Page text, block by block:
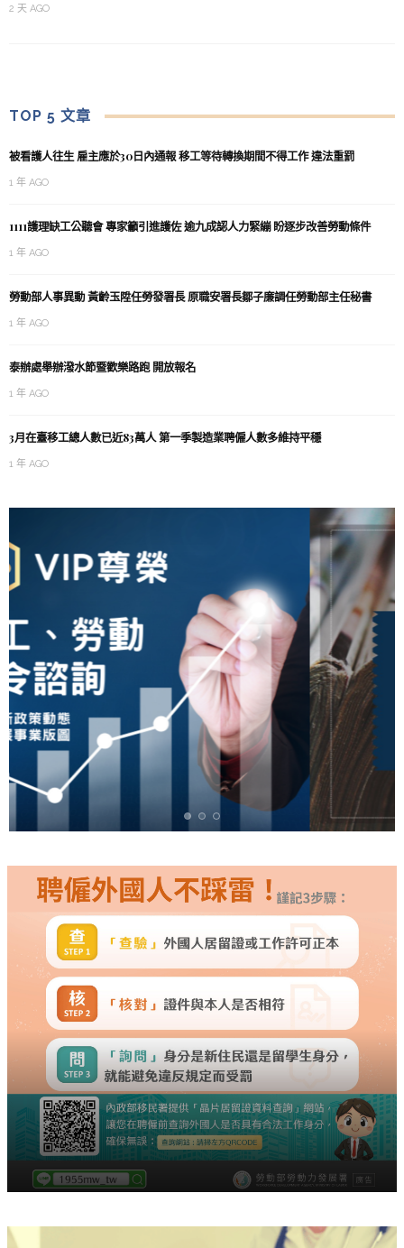
2 天 AGO
TOP 5 文章
被看護人往生 雇主應於30日內通報 移工等待轉換期間不得工作 違法重罰
1 年 AGO
1111護理缺工公聽會 專家籲引進護佐 逾九成認人力緊繃 盼逐步改善勞動條件
1 年 AGO
勞動部人事異動 黃齡玉陞任勞發署長 原職安署長鄒子廉調任勞動部主任秘書
1 年 AGO
泰辦處舉辦潑水節暨歡樂路跑 開放報名
1 年 AGO
3月在臺移工總人數已近83萬人 第一季製造業聘僱人數多維持平穩
1 年 AGO